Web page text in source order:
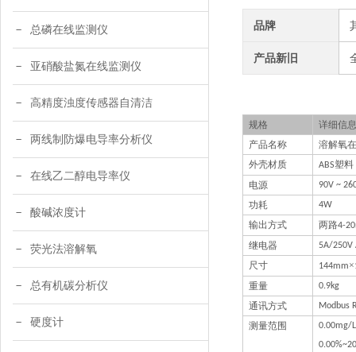
总磷在线监测仪
亚硝酸盐氮在线监测仪
高精度浊度传感器自清洁
两线制防爆电导率分析仪
在线乙二醇电导率仪
酸碱浓度计
荧光法溶解氧
总有机碳分析仪
硬度计
品牌
产品新旧
规格
详细信息
产品名称
溶解氧
外壳材质
ABS塑料
电源
90V ~
功耗 4W
输出方式 两路4-
继电器 5A/250V
尺寸 144mm×
重量 0.9kg
通讯方式 Modbus
测量范围
0.00mg/